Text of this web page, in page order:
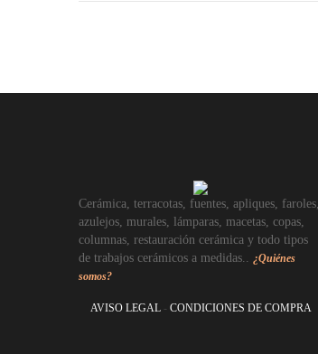
Cerámica, terracotas, fuentes, apliques, faroles,
azulejos, murales, lámparas, macetas, copas,
columnas, restauración cerámica y todo tipos
de trabajos cerámicos a medidas.. ¿Quiénes
somos?
AVISO LEGAL- CONDICIONES DE COMPRA